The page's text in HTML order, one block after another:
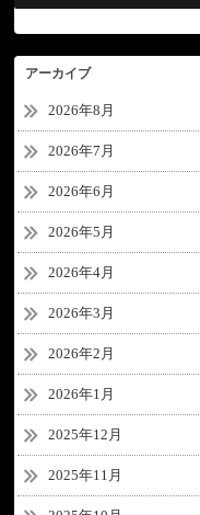
アーカイブ
2026年8月
2026年7月
2026年6月
2026年5月
2026年4月
2026年3月
2026年2月
2026年1月
2025年12月
2025年11月